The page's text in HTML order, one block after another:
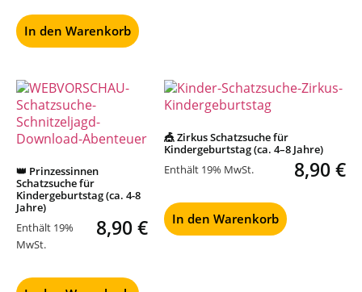
In den Warenkorb
👑 Prinzessinnen
Schatzsuche für
Kindergeburtstag (ca. 4-8
Jahre)
8,90€
Enthält 19%
MwSt.
🎪 Zirkus Schatzsuche für
Kindergeburtstag (ca. 4–8 Jahre)
8,90€
Enthält 19% MwSt.
In den Warenkorb